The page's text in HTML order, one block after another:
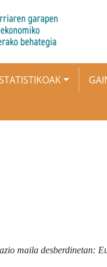
maila desberdinetan: